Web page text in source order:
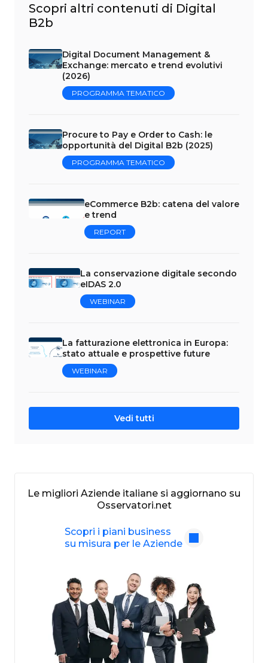
Scopri altri contenuti di Digital
B2b
Digital Document Management &
Exchange: mercato e trend evolutivi
(2026)
PROGRAMMA TEMATICO
Procure to Pay e Order to Cash: le
opportunità del Digital B2b (2025)
PROGRAMMA TEMATICO
eCommerce B2b: catena del valore
e trend
REPORT
La conservazione digitale secondo
eIDAS 2.0
WEBINAR
La fatturazione elettronica in Europa:
stato attuale e prospettive future
WEBINAR
Vedi tutti
Le migliori Aziende italiane si aggiornano su
Osservatori.net
Scopri i piani business
su misura per le Aziende